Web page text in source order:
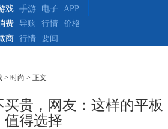
戏
手游 电子
APP
费 导购 行情
价格
商
行情 要闻
> 时尚 > 正文
贵，网友：这样的平板
值得选择